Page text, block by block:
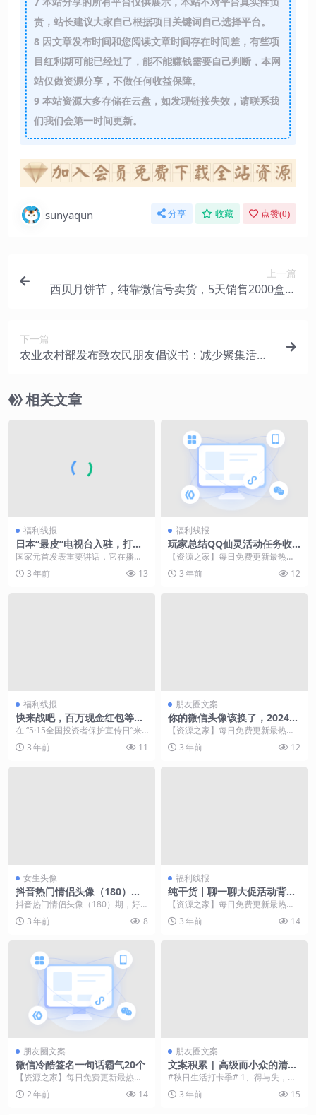
责，站长建议大家自己根据项目关键词自己选择平台。
8因文章发布时间和您阅读文章时间存在时间差，有些项
目红利期可能已经过了，能不能赚钱需要自己判断，本网
站仅做资源分享，不做任何收益保障。
9本站资源大多存储在云盘，如发现链接失效，请联系我
们我们会第一时间更新。
sunyaqun 分享 收藏 点赞(0)
上一篇
西贝月饼节，纯靠微信号卖货，5天销售2000盒：
下一篇
农业农村部发布致农民朋友倡议书：减少聚集活
相关文章
福利线报
日本“最皮”电视台入驻，打造
魔都「动漫宅基地」！
国家元首发表重要讲话，它在播动
画片；各大电视台元旦停播休假，
它在播动画片；就算日...
3 年前 13
福利线报
玩家总结QQ仙灵活动任务收
益和需求
【资源之家】每日免费更新最热门
的副业项目资源 QQ仙灵赚钱之：
买家技能方面 炼药...
3 年前 12
福利线报
快来战吧，百万现金红包等你
拿！《股东来了》2023浙江片
区活动正式启动
在 “5·15全国投资者保护宣传日”来
临之际，由浙江证监局牵头，财通
证券承办的“...
3 年前 11
朋友圈文案
你的微信头像该换了，2024新
款3D大气个性签名头像，有你
的吗
【资源之家】每日免费更新最热门
的副业项目资源 大家好，我是明
煊。 每天更新创意壁...
3 年前 12
女生头像
抖音热门情侣头像（180），
好喜欢第十对
抖音热门情侣头像（180）期，好
喜欢第十对。 图源网，侵删致歉。
喜欢记得点赞呀...
3 年前 8
福利线报
纯干货｜聊一聊大促活动背后
的技术：火山引擎边缘云CD
【资源之家】每日免费更新最热门
的副业项目资源 12月12日，“抖音
商城双12好物...
3 年前 14
朋友圈文案
微信冷酷签名一句话霸气20个
【资源之家】每日免费更新最热门
的副业项目资源 微信签名新风尚：
冷酷霸气席卷社交网...
2 年前 14
朋友圈文案
文案积累 | 高级而小众的清冷
感朋友圈文案
#秋日生活打卡季# 1、得与失，顺
其自然 2、谁都可以的话，真不必
是我 3、不想...
3 年前 15